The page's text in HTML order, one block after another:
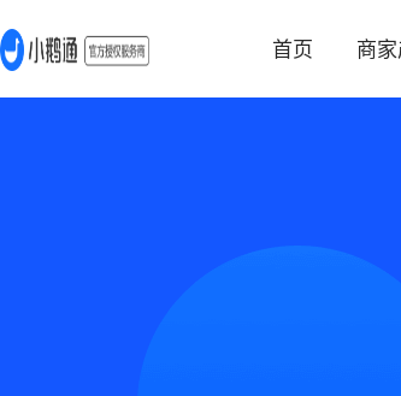
首页 商